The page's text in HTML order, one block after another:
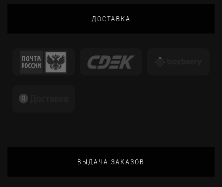
ДОСТАВКА
ВЫДАЧА ЗАКАЗОВ